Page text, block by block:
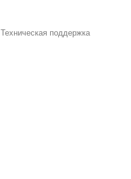
Техническая поддержка